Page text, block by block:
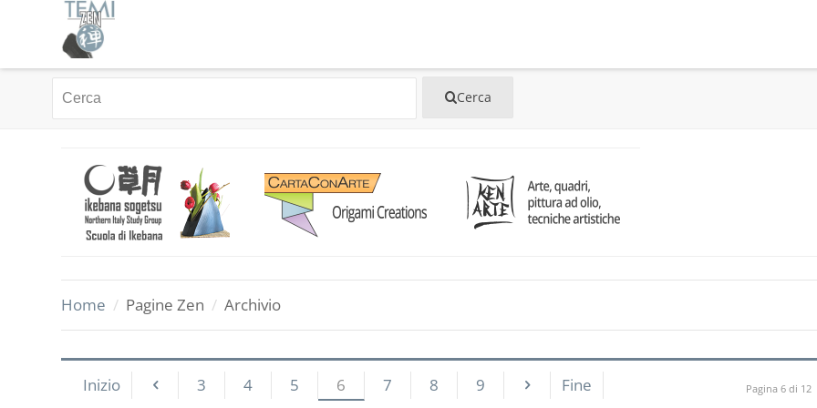
Home / Pagine Zen / Archivio
Inizio 3 4 5 6 7 8 9 Fine Pagina 6 di 12